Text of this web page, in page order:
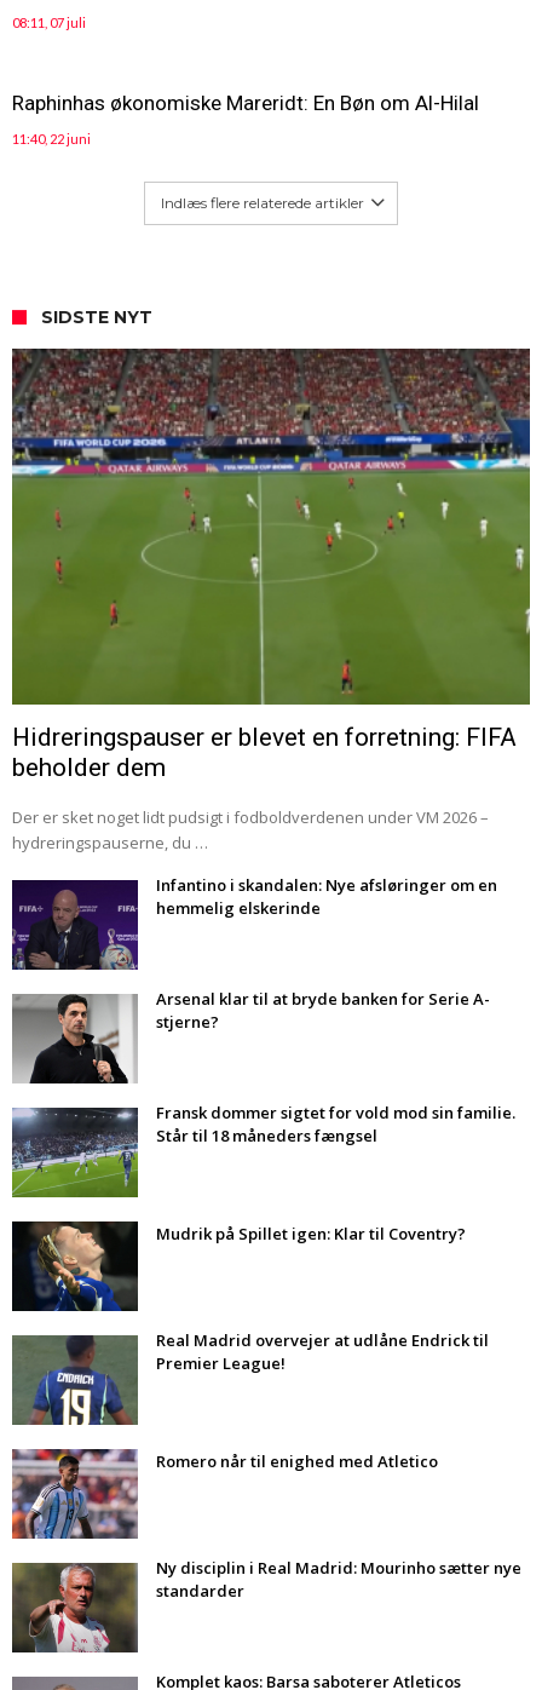
08:11, 07 juli
Raphinhas økonomiske Mareridt: En Bøn om Al-Hilal
11:40, 22 juni
Indlæs flere relaterede artikler
SIDSTE NYT
Hidreringspauser er blevet en forretning: FIFA
beholder dem
Der er sket noget lidt pudsigt i fodboldverdenen under VM 2026 –
hydreringspauserne, du …
Infantino i skandalen: Nye afsløringer om en
hemmelig elskerinde
Arsenal klar til at bryde banken for Serie A-
stjerne?
Fransk dommer sigtet for vold mod sin familie.
Står til 18 måneders fængsel
Mudrik på Spillet igen: Klar til Coventry?
Real Madrid overvejer at udlåne Endrick til
Premier League!
Romero når til enighed med Atletico
Ny disciplin i Real Madrid: Mourinho sætter nye
standarder
Komplet kaos: Barsa saboterer Atleticos